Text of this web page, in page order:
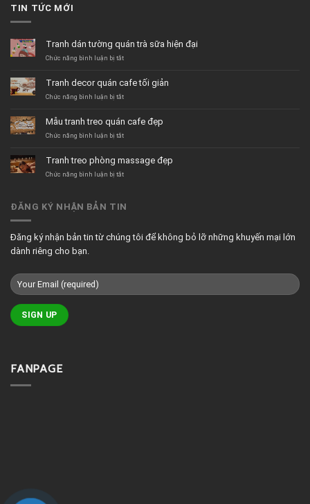
TIN TỨC MỚI
Tranh dán tường quán trà sữa hiện đại
Chức năng bình luận bị tắtở
tường
quán
hiện
đại
Tranh decor quán cafe tối giản
Chức năng bình luận bị tắtở
quán
cafe
Mẫu tranh treo quán cafe đẹp
Chức năng bình luận bị tắtở
treo
quán
Tranh treo phòng massage đẹp
Chức năng bình luận bị tắtở
phòng
ĐĂNG KÝ NHẬN BẢN TIN
Đăng ký nhận bản tin từ chúng tôi để không bỏ lỡ những khuyến mại lớn
dành riêng cho bạn.
FANPAGE